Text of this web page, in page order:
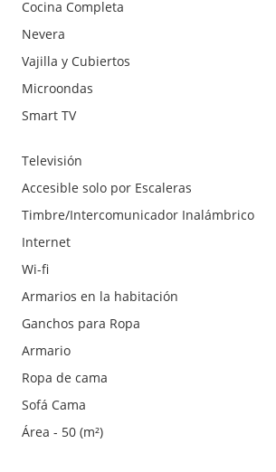
Cocina Completa
Nevera
Vajilla y Cubiertos
Microondas
Smart TV
Televisión
Accesible solo por Escaleras
Timbre/Intercomunicador Inalámbrico
Internet
Wi-fi
Armarios en la habitación
Ganchos para Ropa
Armario
Ropa de cama
Sofá Cama
Área - 50 (m²)